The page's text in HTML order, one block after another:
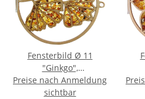
Fensterbild Ø 11
"Ginkgo",
Bernstein/Birke
Preise nach Anmeldung
sichtbar